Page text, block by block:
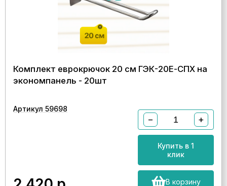
Комплект еврокрючок 20 см ГЭК-20Е-СПХ на
экономпанель - 20шт
Артикул 59698
− +
Купить в 1
клик
В корзину